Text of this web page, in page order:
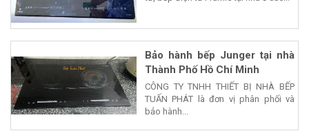
Bảo hành bếp Junger tại nhà
Thành Phố Hồ Chí Minh
CÔNG TY TNHH THIẾT BỊ NHÀ BẾP
TUẤN PHÁT là đơn vị phân phối và
bảo hành...